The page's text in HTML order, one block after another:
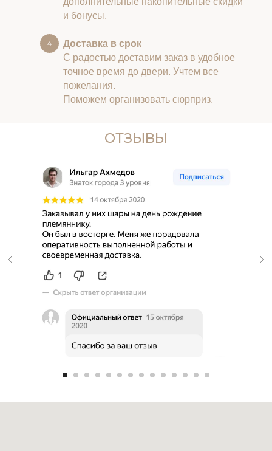
и бонусы.
Доставка в срок
С радостью доставим заказ в удобное
точное время до двери. Учтем все
пожелания.
Поможем организовать сюрприз.
ОТЗЫВЫ